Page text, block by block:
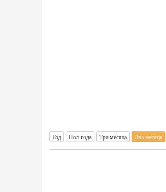
Год Пол-года Три месяца Два месяца